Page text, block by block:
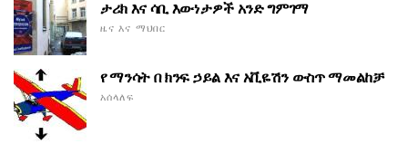
ታሪክ እና ሳቢ እውነታዎች አንድ ግምገማ
ዜና እና ማህበር
የ ማንሳት በ ክንፍ ኃይል እና አቪዬሽን ውስጥ ማመልከቻ
አሰላለፍ